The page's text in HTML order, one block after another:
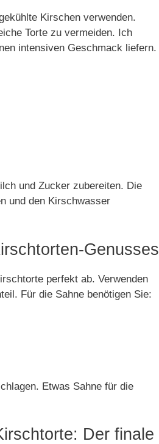
Kirschen verwenden.
Torte zu vermeiden. Ich
intensiven Geschmack liefern.
und Zucker zubereiten. Die
und den Kirschwasser
Genusses
perfekt ab. Verwenden
Für die Sahne benötigen Sie:
Etwas Sahne für die
Der finale